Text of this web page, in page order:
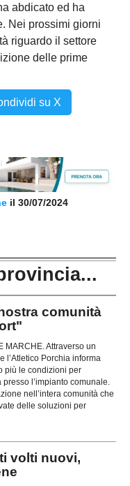
abdicato ed ha
Nei prossimi giorni
riguardo il settore
delle prime
su X
il 30/07/2024
comunità
MARCHE. Attraverso un
l’Atletico Porchia informa
più le condizioni per
l’impianto comunale.
nell’intera comunità che
delle soluzioni per
volti nuovi,